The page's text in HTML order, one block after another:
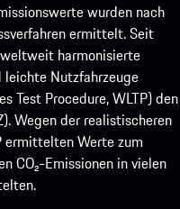
wurden nach
ermittelt. Seit
harmonisierte
leichte Nutzfahrzeuge
Test Procedure, WLTP) den
Wegen der realistischeren
ermittelten Werte zum
CO₂-Emissionen in vielen